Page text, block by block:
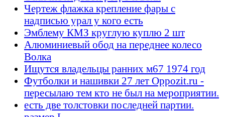
Чертеж флажка крепление фары с
надписью урал у кого есть
Эмблему КМЗ круглую куплю 2 шт
Алюминиевый обод на переднее колесо
Волка
Ищутся владельцы ранних м67 1974 год
Футболки и нашивки 27 лет Oppozit.ru -
пересылаю тем кто не был на мероприятии.
есть две толстовки последней партии.